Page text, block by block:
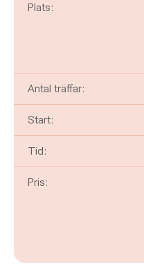
Plats:
Antal träffar:
Start:
Tid:
Pris: